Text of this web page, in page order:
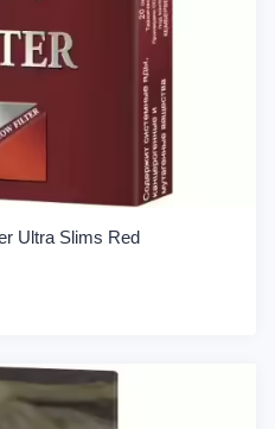
Ultra Slims Red